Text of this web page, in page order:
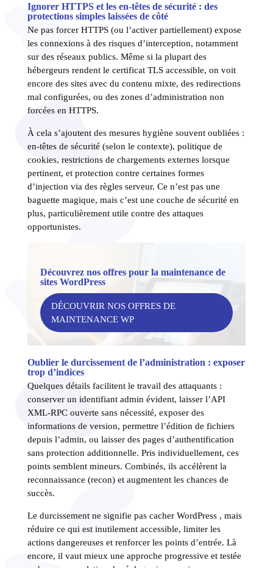
Ignorer HTTPS et les en-têtes de sécurité : des
protections simples laissées de côté
Ne pas forcer HTTPS (ou l’activer partiellement) expose
les connexions à des risques d’interception, notamment
sur des réseaux publics. Même si la plupart des
hébergeurs rendent le certificat TLS accessible, on voit
encore des sites avec du contenu mixte, des redirections
mal configurées, ou des zones d’administration non
forcées en HTTPS.
À cela s’ajoutent des mesures hygiène souvent oubliées :
en-têtes de sécurité (selon le contexte), politique de
cookies, restrictions de chargements externes lorsque
pertinent, et protection contre certaines formes
d’injection via des règles serveur. Ce n’est pas une
baguette magique, mais c’est une couche de sécurité en
plus, particulièrement utile contre des attaques
opportunistes.
Découvrez nos offres pour la maintenance de
sites WordPress
DÉCOUVRIR NOS OFFRES DE
MAINTENANCE WP
Oublier le durcissement de l’administration : exposer
trop d’indices
Quelques détails facilitent le travail des attaquants :
conserver un identifiant admin évident, laisser l’API
XML-RPC ouverte sans nécessité, exposer des
informations de version, permettre l’édition de fichiers
depuis l’admin, ou laisser des pages d’authentification
sans protection additionnelle. Pris individuellement, ces
points semblent mineurs. Combinés, ils accélèrent la
reconnaissance (recon) et augmentent les chances de
succès.
Le durcissement ne signifie pas cacher WordPress , mais
réduire ce qui est inutilement accessible, limiter les
actions dangereuses et renforcer les points d’entrée. Là
encore, il vaut mieux une approche progressive et testée